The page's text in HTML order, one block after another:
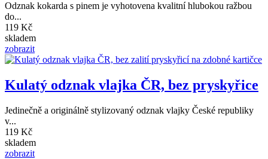
Odznak kokarda s pinem je vyhotovena kvalitní hlubokou ražbou
do...
119 Kč
skladem
zobrazit
Kulatý odznak vlajka ČR, bez pryskyřice
Jedinečně a originálně stylizovaný odznak vlajky České republiky
v...
119 Kč
skladem
zobrazit